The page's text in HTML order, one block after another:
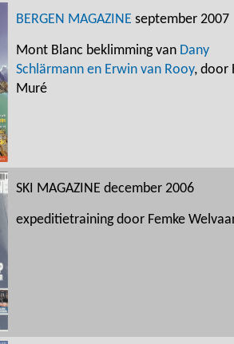
BERGEN MAGAZINE september 2007
Mont Blanc beklimming van Dany
Schlärmann en Erwin van Rooy, door
Muré
SKI MAGAZINE december 2006
expeditietraining door Femke